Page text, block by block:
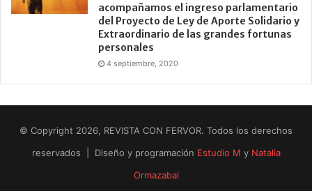
acompañamos el ingreso parlamentario
del Proyecto de Ley de Aporte Solidario y
Extraordinario de las grandes fortunas
personales
4 septiembre, 2020
© Copyright 2026, REVISTA CON FERVOR. Todos los derechos
reservados | Diseño y programación Estudio M y Natalia
Ormazabal